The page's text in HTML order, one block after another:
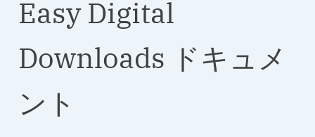
Easy Digital
Downloads ドキュメ
ント